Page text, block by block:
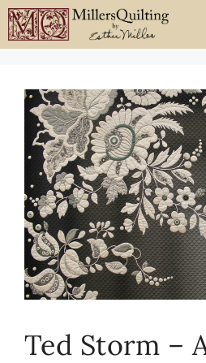
Zum
Inhalt
springen
Ted Storm –